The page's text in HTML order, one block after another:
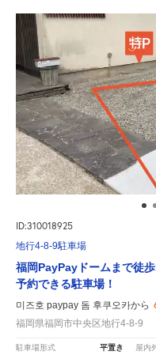
ID:310018925
地行4-8-9駐車場
福岡PayPayドームまで徒
予約できる駐車場！
미즈호 paypay 돔 후쿠오카から
福岡県福岡市中央区地行4-8-9
駐車場形式 平置き 屋内